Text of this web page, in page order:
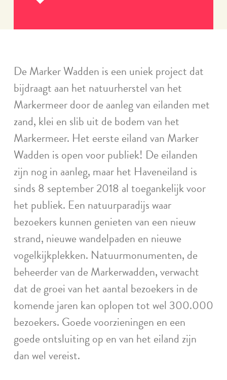
De Marker Wadden is een uniek project dat
bijdraagt aan het natuurherstel van het
Markermeer door de aanleg van eilanden met
zand, klei en slib uit de bodem van het
Markermeer. Het eerste eiland van Marker
Wadden is open voor publiek! De eilanden
zijn nog in aanleg, maar het Haveneiland is
sinds 8 september 2018 al toegankelijk voor
het publiek. Een natuurparadijs waar
bezoekers kunnen genieten van een nieuw
strand, nieuwe wandelpaden en nieuwe
vogelkijkplekken. Natuurmonumenten, de
beheerder van de Markerwadden, verwacht
dat de groei van het aantal bezoekers in de
komende jaren kan oplopen tot wel 300.000
bezoekers. Goede voorzieningen en een
goede ontsluiting op en van het eiland zijn
dan wel vereist.